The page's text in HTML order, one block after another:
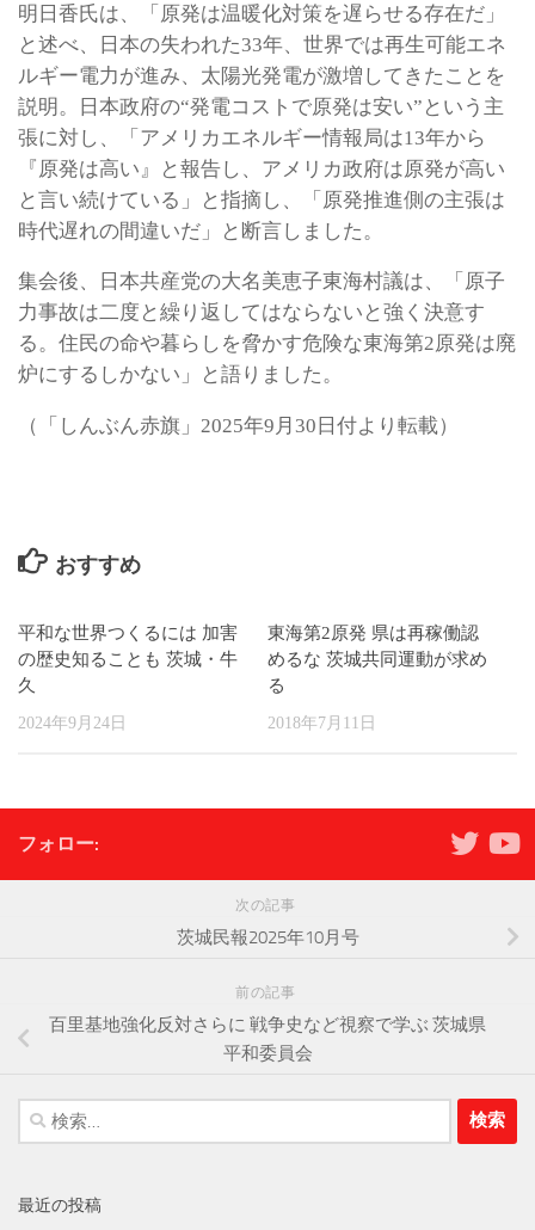
明日香氏は、「原発は温暖化対策を遅らせる存在だ」
と述べ、日本の失われた33年、世界では再生可能エネ
ルギー電力が進み、太陽光発電が激増してきたことを
説明。日本政府の“発電コストで原発は安い”という主
張に対し、「アメリカエネルギー情報局は13年から
『原発は高い』と報告し、アメリカ政府は原発が高い
と言い続けている」と指摘し、「原発推進側の主張は
時代遅れの間違いだ」と断言しました。
集会後、日本共産党の大名美恵子東海村議は、「原子
力事故は二度と繰り返してはならないと強く決意す
る。住民の命や暮らしを脅かす危険な東海第2原発は廃
炉にするしかない」と語りました。
（「しんぶん赤旗」2025年9月30日付より転載）
おすすめ
平和な世界つくるには 加害
の歴史知ることも 茨城・牛
久
2024年9月24日
東海第2原発 県は再稼働認
めるな 茨城共同運動が求め
る
2018年7月11日
フォロー:
次の記事
茨城民報2025年10月号
前の記事
百里基地強化反対さらに 戦争史など視察で学ぶ 茨城県
平和委員会
検
索:
最近の投稿